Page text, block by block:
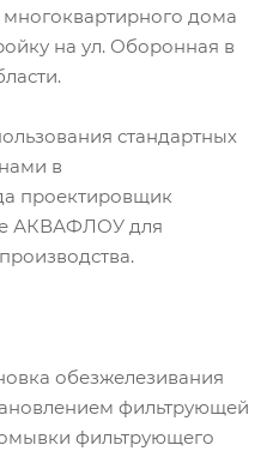
дома
на ул. Оборонная в
стандартных
в
проектировщик
АКВАФЛОУ для
обезжелезивания
фильтрующей
фильтрующего